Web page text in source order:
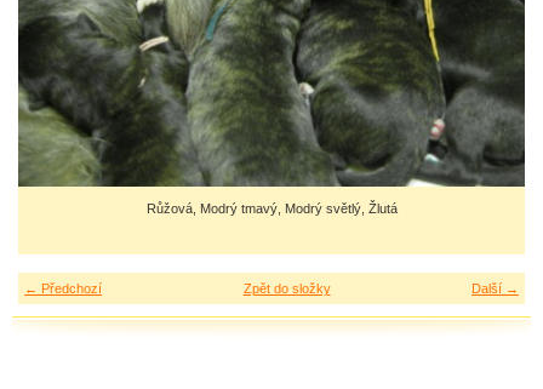
Růžová, Modrý tmavý, Modrý světlý, Žlutá
← Předchozí Další →
Zpět do složky